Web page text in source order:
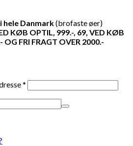
hele Danmark(brofaste øer)
KØB OPTIL, 999.-, 69, VED KØB
OG FRI FRAGT OVER 2000.-
*